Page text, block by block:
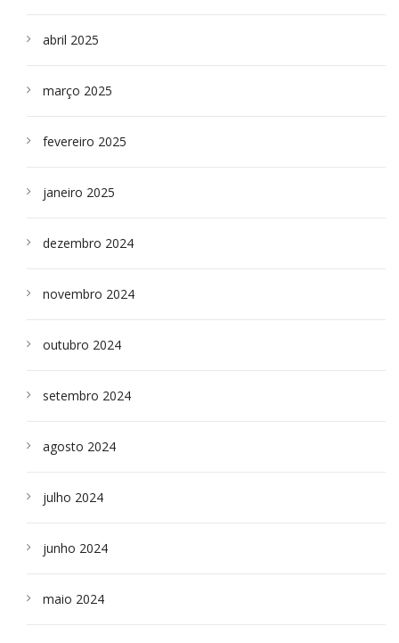
abril 2025
março 2025
fevereiro 2025
janeiro 2025
dezembro 2024
novembro 2024
outubro 2024
setembro 2024
agosto 2024
julho 2024
junho 2024
maio 2024